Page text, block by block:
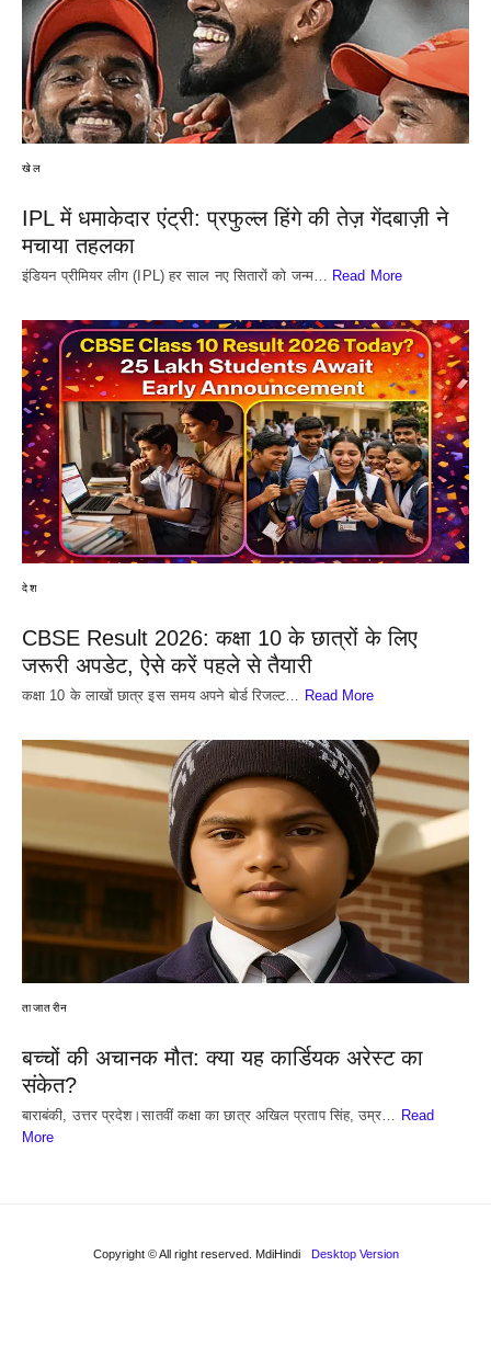
खेल
IPL में धमाकेदार एंट्री: प्रफुल्ल हिंगे की तेज़ गेंदबाज़ी ने
मचाया तहलका
इंडियन प्रीमियर लीग (IPL) हर साल नए सितारों को जन्म… Read More
देश
CBSE Result 2026: कक्षा 10 के छात्रों के लिए
जरूरी अपडेट, ऐसे करें पहले से तैयारी
कक्षा 10 के लाखों छात्र इस समय अपने बोर्ड रिजल्ट… Read More
ताजातरीन
बच्चों की अचानक मौत: क्या यह कार्डियक अरेस्ट का
संकेत?
बाराबंकी, उत्तर प्रदेश।सातवीं कक्षा का छात्र अखिल प्रताप सिंह, उम्र…
Read
More
Copyright © All right reserved. MdiHindi Desktop Version